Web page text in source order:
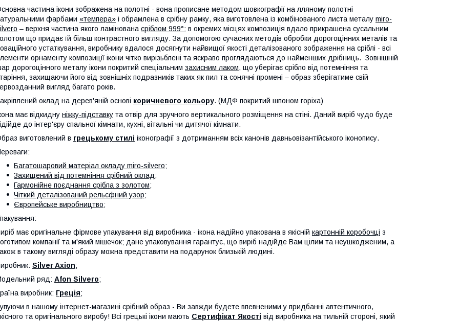
частина ікони зображена на полотні - вона прописане методом шовкографії на лляному полотні
фарбами «темпера» і обрамлена в срібну рамку, яка виготовлена із комбінованого листа металу miro-
– верхня частина якого ламінована сріблом 999°: в окремих місцях композиція вдало прикрашена сусальним
що придає їй більш контрастного вигляду. За допомогою сучасних методів обробки дорогоцінних металів та
устаткування, виробнику вдалося досягнути найвищої якості деталізованого зображення на сріблі - всі
орнаменту композиції ікони чітко вирізьблені та яскраво проглядаються до найменших дрібниць. Зовнішній
дорогоцінного металу ікони покритий спеціальним захисним лаком, що уберігає срібло від потемніння та
захищаючи його від зовнішніх подразників таких як пил та сонячні промені – образ зберігатиме свій
вигляд багато років.
оклад на дерев'яній основі коричневого кольору. (МДФ покритий шпоном горіха)
має відкидну ніжку-підставку та отвір для зручного вертикального розміщення на стіні. Даний виріб чудо буде
до інтер'єру спальної кімнати, кухні, вітальні чи дитячої кімнати.
виготовлений в грецькому стилі іконографії з дотриманням всіх канонів давньовізантійського іконопису.
Багатошаровий матеріал окладу miro-silvero;
Захищений від потемніння срібний оклад;
Гармонійне поєднання срібла з золотом;
Чіткий деталізований рельєфний узор;
Європейське виробництво;
має оригінальне фірмове упакування від виробника - ікона надійно упакована в якісній картонній коробочці з
компанії та м'який мішечок; дане упаковування гарантує, що виріб надійде Вам цілим та неушкодженим, а
в такому вигляді образу можна представити на подарунок близькій людині.
Silver Axion;
ряд: Afon Silvero;
виробник: Греція;
в нашому інтернет-магазині срібний образ - Ви завжди будете впевненими у придбанні автентичного,
та оригінального виробу! Всі грецькі ікони мають Сертифікат Якості від виробника на тильній стороні, який